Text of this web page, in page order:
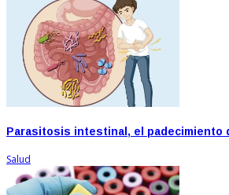
Parasitosis intestinal, el padecimiento
Salud